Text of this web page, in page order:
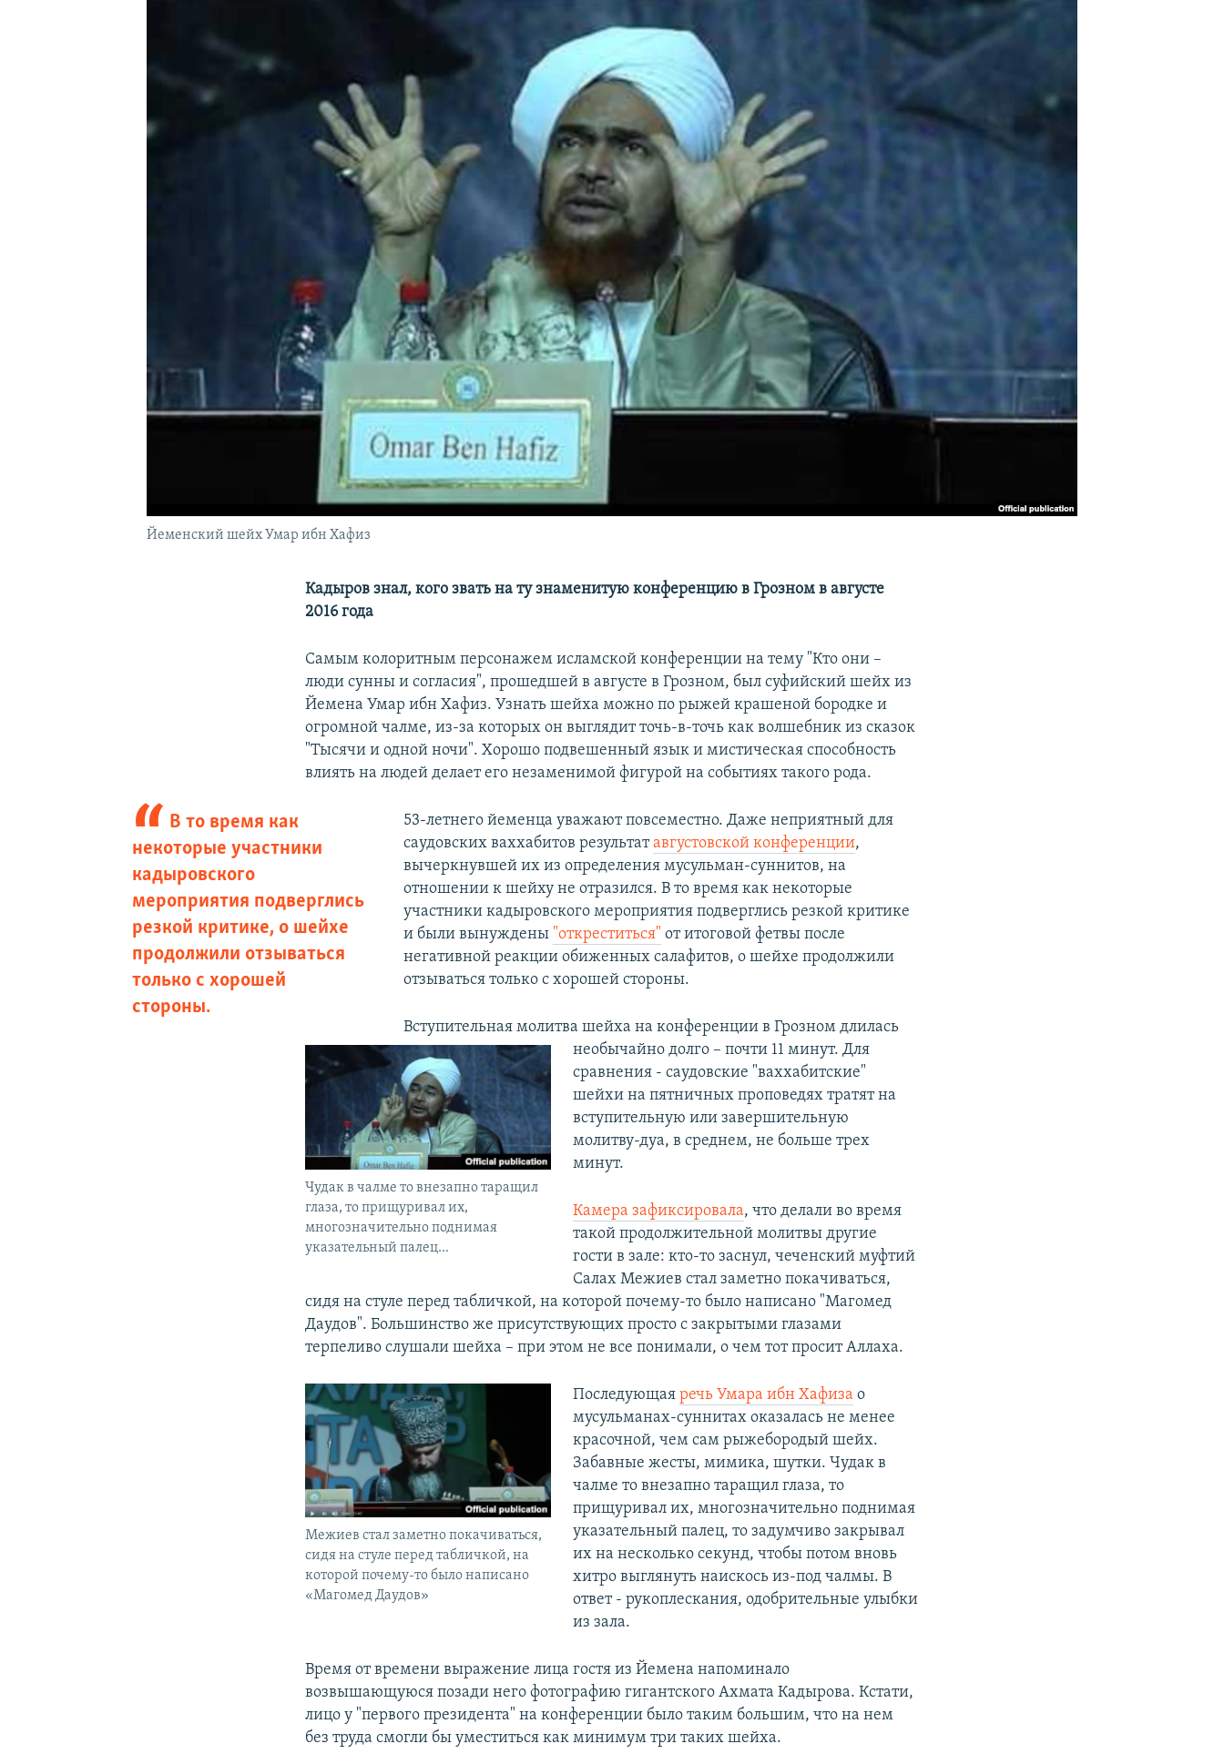
ПОДПИШИТЕСЬ НА РАССЫЛКУ
Йеменский шейх Умар ибн Хафиз
Кадыров знал, кого звать на ту знаменитую конференцию в Грозном в августе
2016 года
Самым колоритным персонажем исламской конференции на тему "Кто они –
люди сунны и согласия", прошедшей в августе в Грозном, был суфийский шейх из
Йемена Умар ибн Хафиз. Узнать шейха можно по рыжей крашеной бородке и
огромной чалме, из-за которых он выглядит точь-в-точь как волшебник из сказок
"Тысячи и одной ночи". Хорошо подвешенный язык и мистическая способность
влиять на людей делает его незаменимой фигурой на событиях такого рода.
В то время как
некоторые участники
кадыровского
мероприятия подверглись
резкой критике, о шейхе
продолжили отзываться
только с хорошей
стороны.​
53-летнего йеменца уважают повсеместно. Даже неприятный для
саудовских ваххабитов результатавгустовской конференции,
вычеркнувшей их из определения мусульман-суннитов, на
отношении к шейху не отразился. В то время как некоторые
участники кадыровского мероприятия подверглись резкой критике
и были вынуждены "откреститься" от итоговой фетвы после
негативной реакции обиженных салафитов, о шейхе продолжили
отзываться только с хорошей стороны.​
Чудак в чалме то внезапно таращил
глаза, то прищуривал их,
многозначительно поднимая
указательный палец...
Вступительная молитва шейха на конференции в Грозном длилась
необычайно долго – почти 11 минут. Для
сравнения - саудовские "ваххабитские"
шейхи на пятничных проповедях тратят на
вступительную или завершительную
молитву-дуа, в среднем, не больше трех
минут.
Камера зафиксировала, что делали во время
такой продолжительной молитвы другие
гости в зале: кто-то заснул, чеченский муфтий
Салах Межиев стал заметно покачиваться,
сидя на стуле перед табличкой, на которой почему-то было написано "Магомед
Даудов". Большинство же присутствующих просто с закрытыми глазами
терпеливо слушали шейха – при этом не все понимали, о чем тот просит Аллаха.
Межиев стал заметно покачиваться,
сидя на стуле перед табличкой, на
которой почему-то было написано
«Магомед Даудов»
Последующая речь Умара ибн Хафиза о
мусульманах-суннитах оказалась не менее
красочной, чем сам рыжебородый шейх.
Забавные жесты, мимика, шутки. Чудак в
чалме то внезапно таращил глаза, то
прищуривал их, многозначительно поднимая
указательный палец, то задумчиво закрывал
их на несколько секунд, чтобы потом вновь
хитро выглянуть наискось из-под чалмы. В
ответ - рукоплескания, одобрительные улыбки
из зала.
Время от времени выражение лица гостя из Йемена напоминало
возвышающуюся позади него фотографию гигантского Ахмата Кадырова. Кстати,
лицо у "первого президента" на конференции было таким большим, что на нем
без труда смогли бы уместиться как минимум три таких шейха.